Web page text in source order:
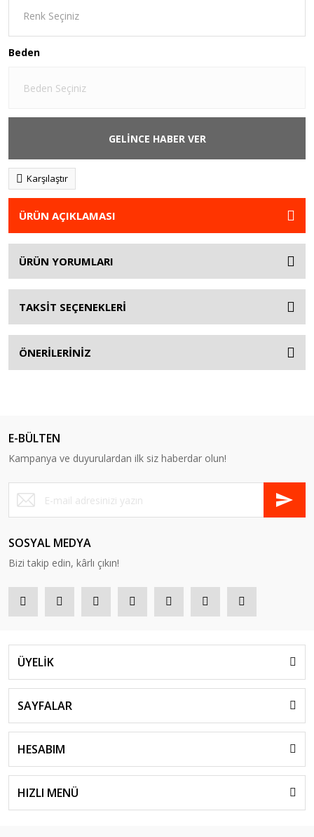
Beden
GELİNCE HABER VER
Karşılaştır
ÜRÜN AÇIKLAMASI
ÜRÜN YORUMLARI
TAKSİT SEÇENEKLERİ
ÖNERİLERİNİZ
E-BÜLTEN
Kampanya ve duyurulardan ilk siz haberdar olun!
SOSYAL MEDYA
Bizi takip edin, kârlı çıkın!
ÜYELİK
SAYFALAR
HESABIM
HIZLI MENÜ